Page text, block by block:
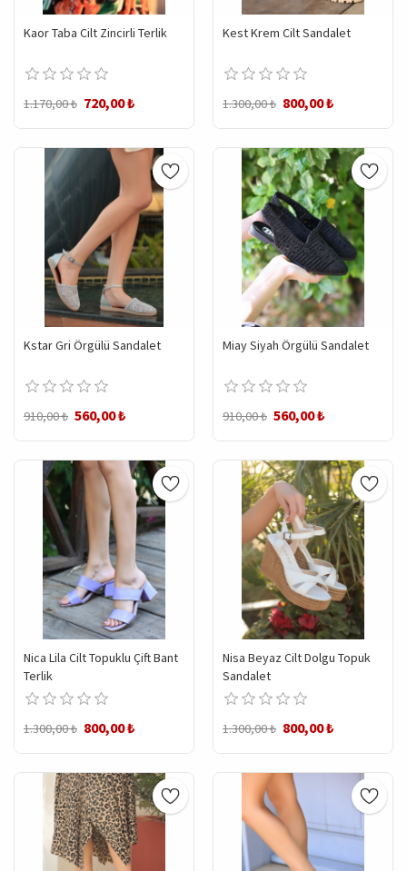
Kaor Taba Cilt Zincirli Terlik
1.170,00 ₺ 720,00 ₺
Kest Krem Cilt Sandalet
1.300,00 ₺ 800,00 ₺
Kstar Gri Örgülü Sandalet
910,00 ₺ 560,00 ₺
Miay Siyah Örgülü Sandalet
910,00 ₺ 560,00 ₺
Nica Lila Cilt Topuklu Çift Bant
Terlik
1.300,00 ₺ 800,00 ₺
Nisa Beyaz Cilt Dolgu Topuk
Sandalet
1.300,00 ₺ 800,00 ₺